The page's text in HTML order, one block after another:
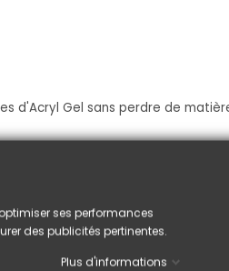
d'Acryl Gel sans perdre de
ses performances
des publicités pertinentes.
Plus d'informations